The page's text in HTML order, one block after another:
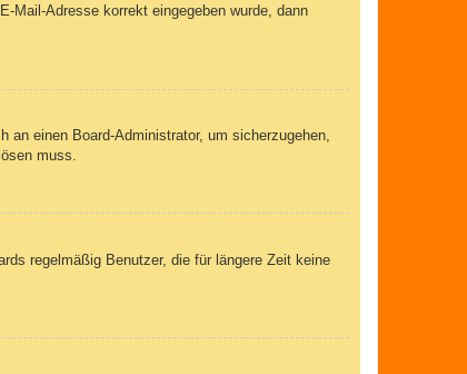
Mail-Adresse korrekt eingegeben wurde, dann
einen Board-Administrator, um sicherzugehen,
muss.
regelmäßig Benutzer, die für längere Zeit keine